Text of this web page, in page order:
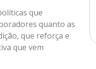
que
quanto as
que reforça e
que vem